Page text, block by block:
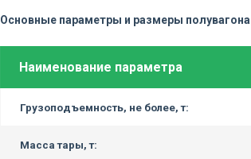
Основные параметры и размеры полувагона
Наименование параметра
Грузоподъемность, не более, т:
Масса тары, т: